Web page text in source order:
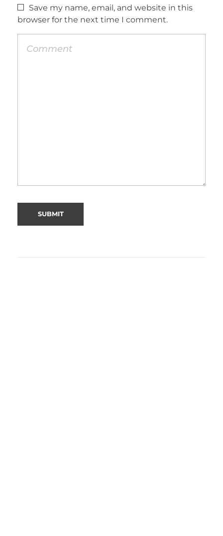
Save my name, email, and website in this
browser for the next time I comment.